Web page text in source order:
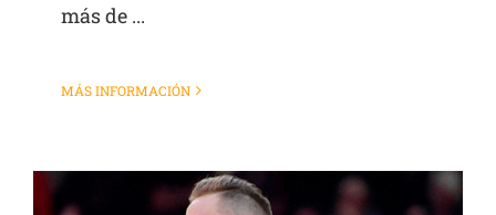
más de ...
MÁS INFORMACIÓN